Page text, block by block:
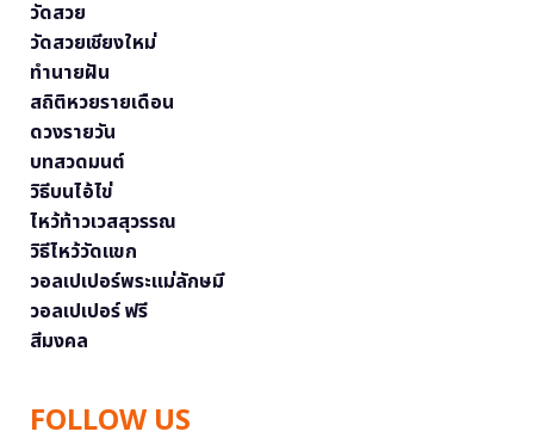
วัดสวย
วัดสวยเชียงใหม่
ทำนายฝัน
สถิติหวยรายเดือน
ดวงรายวัน
บทสวดมนต์
วิธีบนไอ้ไข่
ไหว้ท้าวเวสสุวรรณ
วิธีไหว้วัดแขก
วอลเปเปอร์พระแม่ลักษมี
วอลเปเปอร์ ฟรี
สีมงคล
FOLLOW US